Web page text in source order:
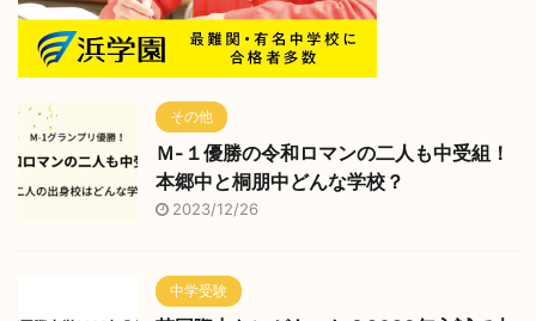
その他
Ｍ-１優勝の令和ロマンの二人も中受組！
本郷中と桐朋中どんな学校？
2023/12/26
中学受験